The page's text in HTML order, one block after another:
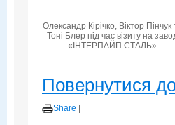
Олександр Кірічко, Віктор Пінчук
Тоні Блер під час візиту на
«ІНТЕРПАЙП СТАЛЬ»
Повернутися
Share